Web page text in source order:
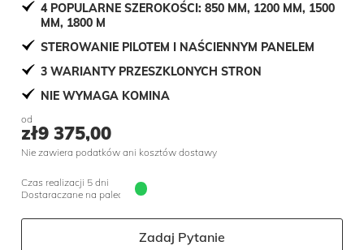
4 POPULARNE SZEROKOŚCI: 850 MM, 1200 MM, 1500
MM, 1800 M
STEROWANIE PILOTEM I NAŚCIENNYM PANELEM
3 WARIANTY PRZESZKLONYCH STRON
NIE WYMAGA KOMINA
od
zł9 375,00
Nie zawiera podatków ani kosztów dostawy
Czas realizacji 5 dni
Dostaraczane na palecie
Zadaj Pytanie